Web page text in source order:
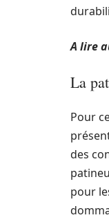
A lire
La
Pour
des
pour